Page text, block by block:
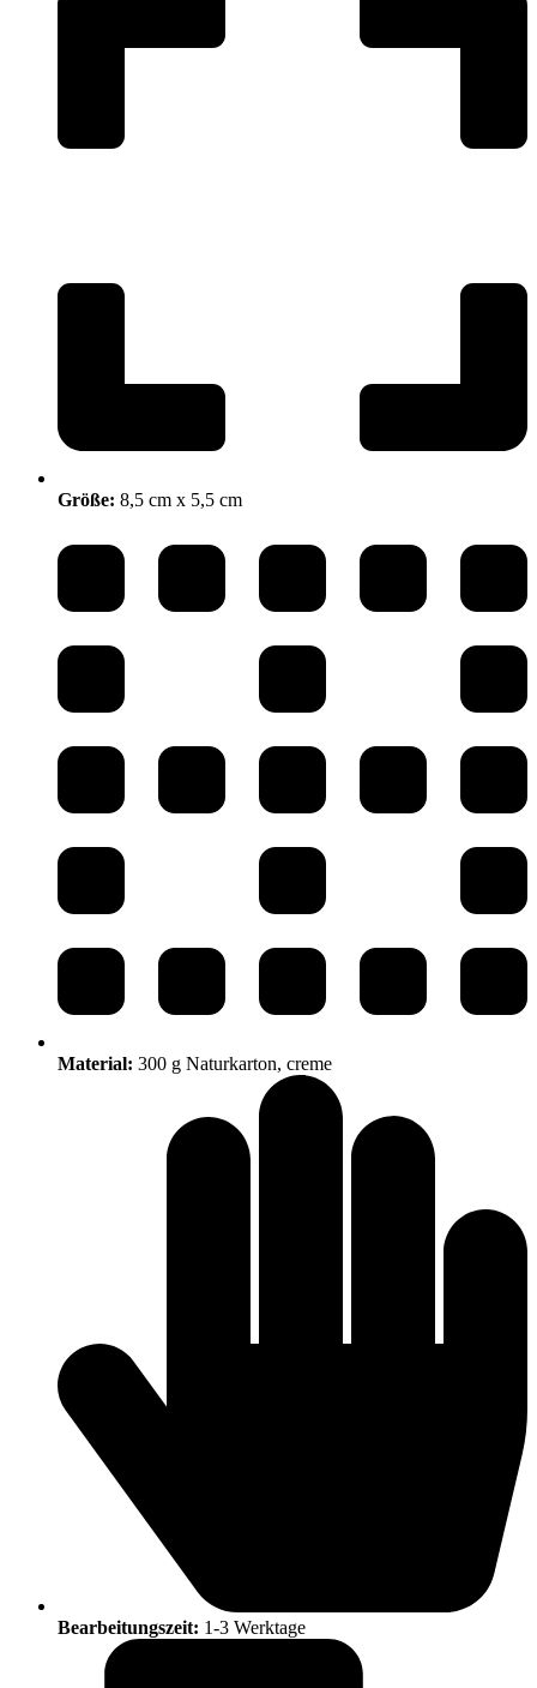
Größe: 8,5 cm x 5,5 cm
Material: 300 g Naturkarton, creme
Bearbeitungszeit: 1-3 Werktage